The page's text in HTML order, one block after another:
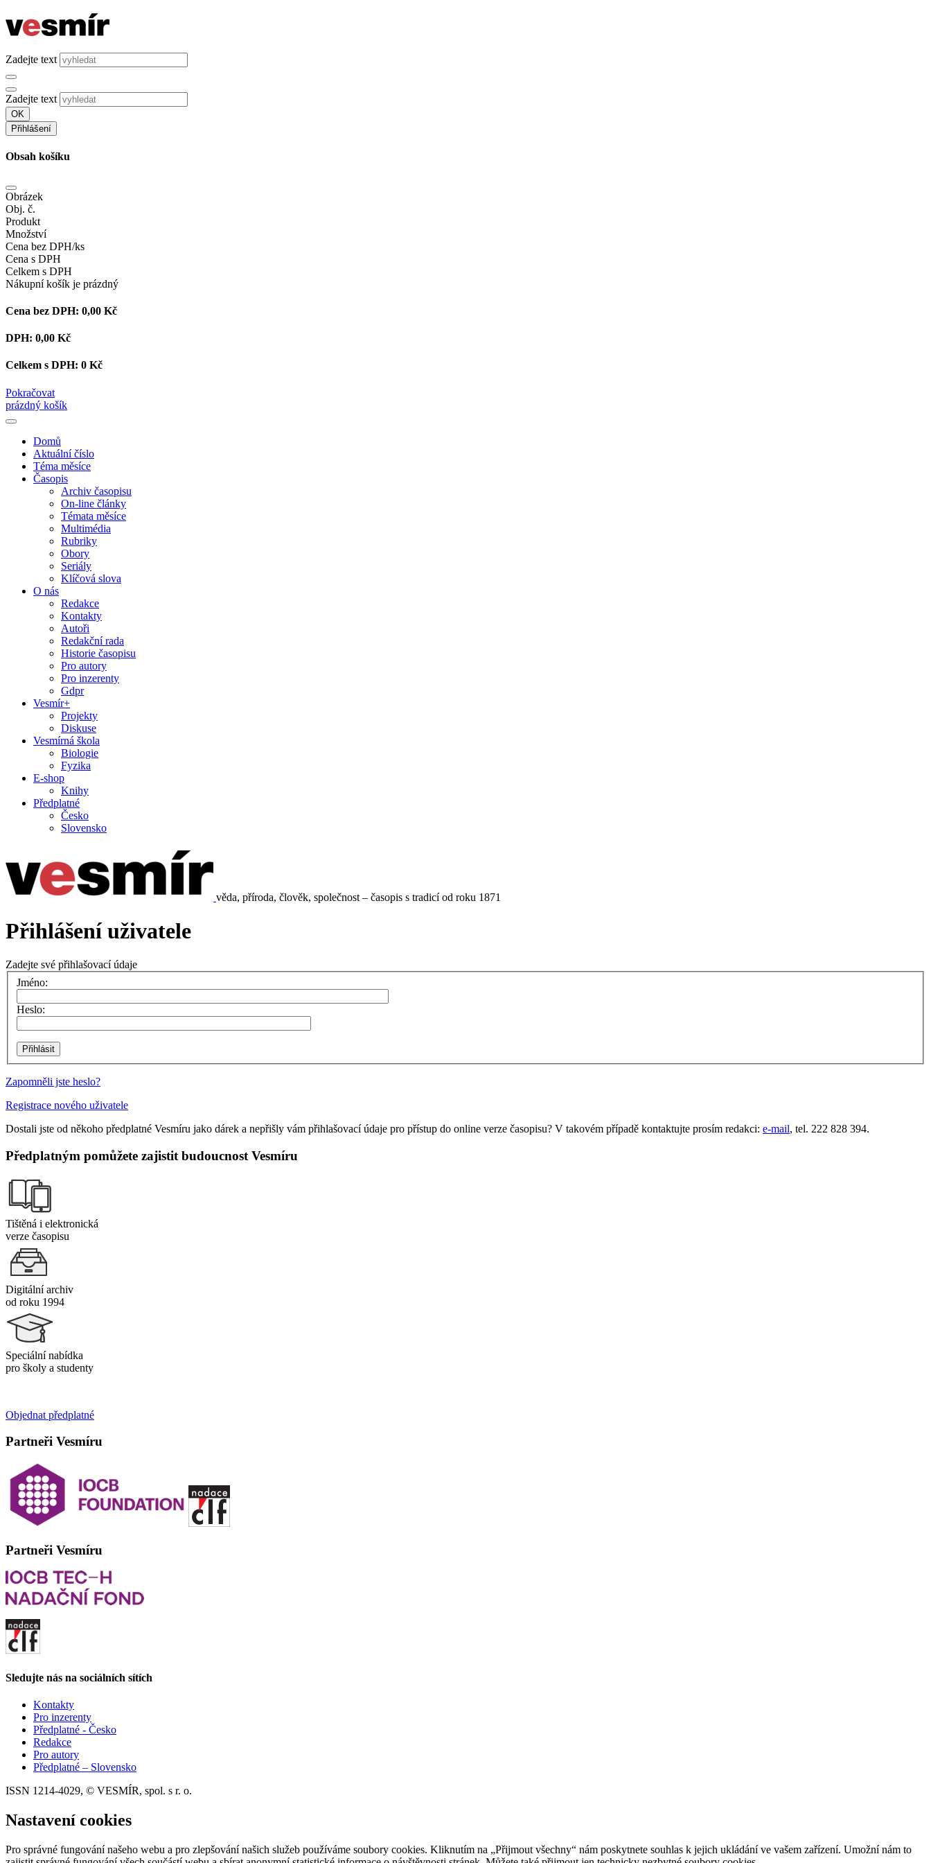
Zadejte text
Zadejte text
OK
Přihlášení
Obsah košíku
Obrázek
Obj. č.
Produkt
Množství
Cena bez DPH/ks
Cena s DPH
Celkem s DPH
Nákupní košík je prázdný
Cena bez DPH: 0,00 Kč
DPH: 0,00 Kč
Celkem s DPH: 0 Kč
Pokračovat
prázdný košík
Domů
Aktuální číslo
Téma měsíce
Časopis
Archiv časopisu
On-line články
Témata měsíce
Multimédia
Rubriky
Obory
Seriály
Klíčová slova
O nás
Redakce
Kontakty
Autoři
Redakční rada
Historie časopisu
Pro autory
Pro inzerenty
Gdpr
Vesmír+
Projekty
Diskuse
Vesmírná škola
Biologie
Fyzika
E-shop
Knihy
Předplatné
Česko
Slovensko
věda, příroda, člověk, společnost – časopis s tradicí od roku 1871
Přihlášení uživatele
Zadejte své přihlašovací údaje
Jméno:
Heslo:
Zapomněli jste heslo?
Registrace nového uživatele
Dostali jste od někoho předplatné Vesmíru jako dárek a nepřišly vám přihlašovací údaje pro přístup do online verze časopisu? V takovém případě kontaktujte prosím redakci: e-mail, tel. 222 828 394.
Předplatným pomůžete zajistit budoucnost Vesmíru
Tištěná i elektronická
verze časopisu
Digitální archiv
od roku 1994
Speciální nabídka
pro školy a studenty
Objednat předplatné
Partneři Vesmíru
Partneři Vesmíru
Sledujte nás na sociálních sítích
Kontakty
Pro inzerenty
Předplatné - Česko
Redakce
Pro autory
Předplatné – Slovensko
ISSN 1214-4029, © VESMÍR, spol. s r. o.
Nastavení cookies
Pro správné fungování našeho webu a pro zlepšování našich služeb používáme soubory cookies. Kliknutím na „Přijmout všechny“ nám poskytnete souhlas k jejich ukládání ve vašem zařízení. Umožní nám to